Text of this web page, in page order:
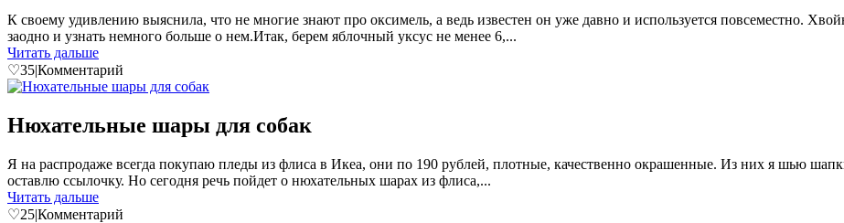
К своему удивлению выяснила, что не многие знают про оксимель, а ведь известен он уже давно и используется повсеместно.
заодно и узнать немного больше о нем.Итак, берем яблочный уксус не менее 6,...
Читать дальше
♡35|Комментарий
Нюхательные шары для собак
Я на распродаже всегда покупаю пледы из флиса в Икеа, они по 190 рублей, плотные, качественно окрашенные. Из них я шью
оставлю ссылочку. Но сегодня речь пойдет о нюхательных шарах из флиса,...
Читать дальше
♡25|Комментарий